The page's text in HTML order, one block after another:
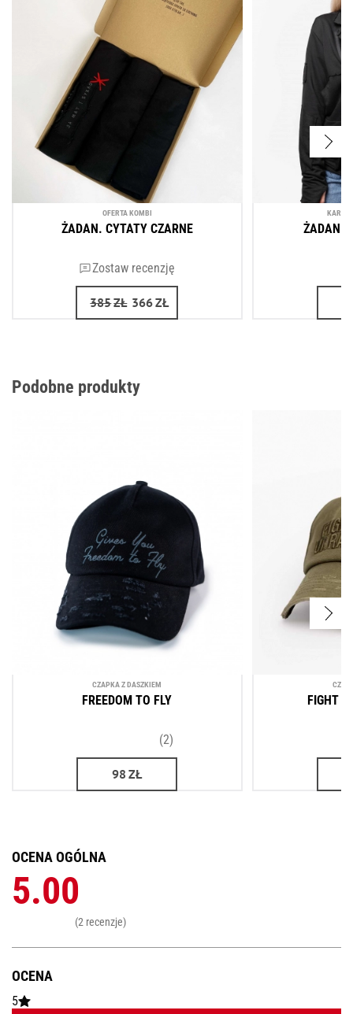
OFERTA KOMBI
ŻADAN. CYTATY CZARNE
Zostaw recenzję
385ZŁ 366ZŁ
ŻADAN.
Podobne produkty
CZAPKА Z DASZKIEM
FREEDOM TO FLY
(2)
98 ZŁ
FIGHT
OCENA
5
OCENA OGÓLNA
5.00
(2 recenzje)